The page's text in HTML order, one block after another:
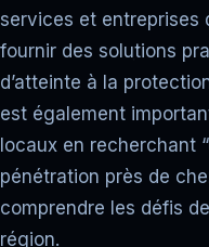
services et entreprises
fournir des solutions
d’atteinte à la
est également
locaux en recherchant
pénétration près de
comprendre les défis
région.